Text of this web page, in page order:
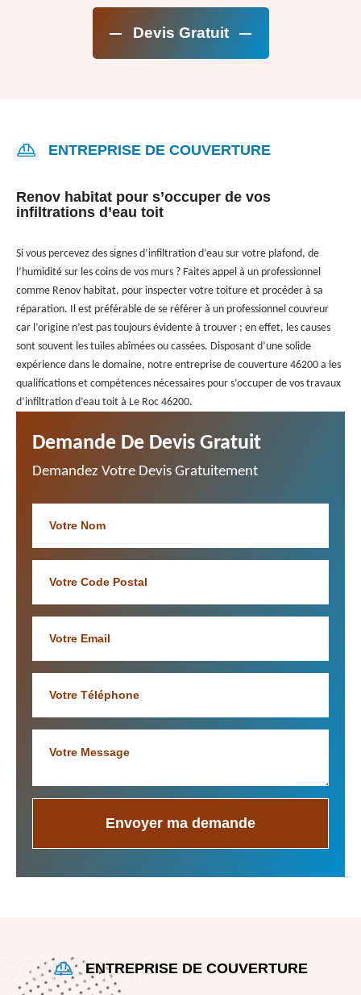
Devis Gratuit
ENTREPRISE DE COUVERTURE
Renov habitat pour s’occuper de vos
infiltrations d’eau toit
Si vous percevez des signes d’infiltration d’eau sur votre plafond, de
l’humidité sur les coins de vos murs ? Faites appel à un professionnel
comme Renov habitat, pour inspecter votre toiture et procéder à sa
réparation. Il est préférable de se référer à un professionnel couvreur
car l’origine n’est pas toujours évidente à trouver ; en effet, les causes
sont souvent les tuiles abîmées ou cassées. Disposant d’une solide
expérience dans le domaine, notre entreprise de couverture 46200 a les
qualifications et compétences nécessaires pour s’occuper de vos travaux
d’infiltration d’eau toit à Le Roc 46200.
Demande De Devis Gratuit
Demandez Votre Devis Gratuitement
ENTREPRISE DE COUVERTURE